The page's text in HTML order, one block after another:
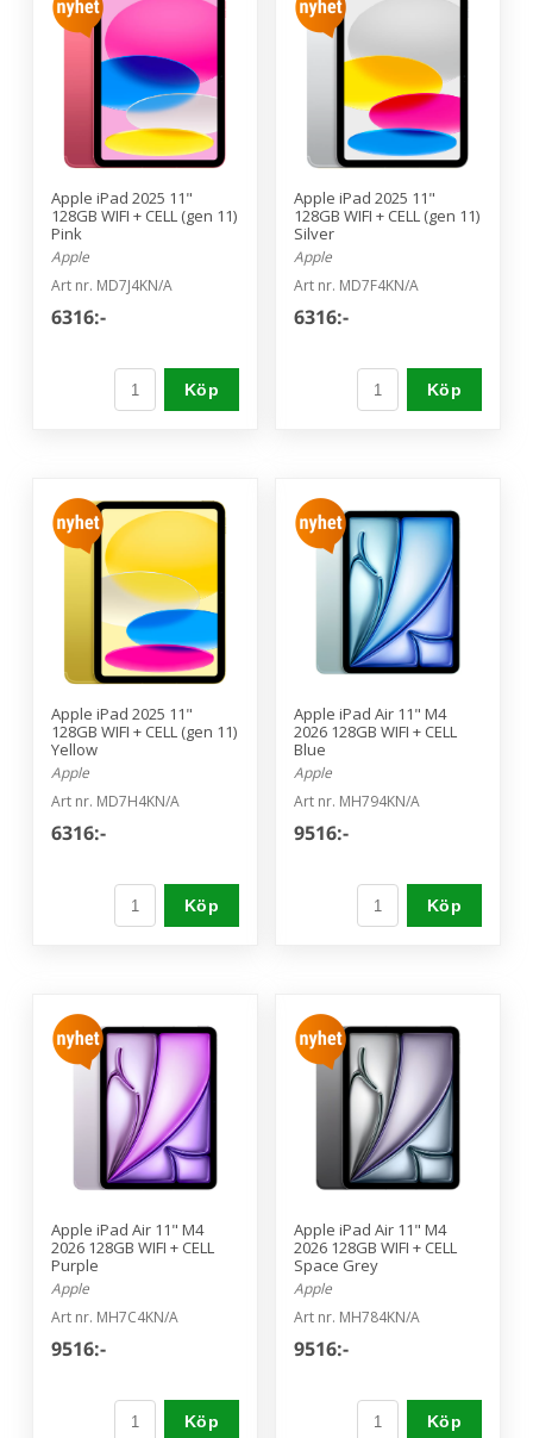
Apple iPad 2025 11"
128GB WIFI + CELL (gen 11)
Pink
Apple
Art nr. MD7J4KN/A
6316:-
Köp
Apple iPad 2025 11"
128GB WIFI + CELL (gen 11)
Silver
Apple
Art nr. MD7F4KN/A
6316:-
Köp
Apple iPad 2025 11"
128GB WIFI + CELL (gen 11)
Yellow
Apple
Art nr. MD7H4KN/A
6316:-
Köp
Apple iPad Air 11" M4
2026 128GB WIFI + CELL
Blue
Apple
Art nr. MH794KN/A
9516:-
Köp
Apple iPad Air 11" M4
2026 128GB WIFI + CELL
Purple
Apple
Art nr. MH7C4KN/A
9516:-
Köp
Apple iPad Air 11" M4
2026 128GB WIFI + CELL
Space Grey
Apple
Art nr. MH784KN/A
9516:-
Köp